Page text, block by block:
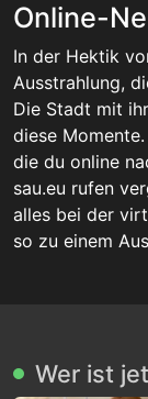
Online-
In der Hektik
Ausstrahlung,
Die Stadt mit
diese
die du online
sau.eu rufen
alles bei der
so zu einem
Wer ist